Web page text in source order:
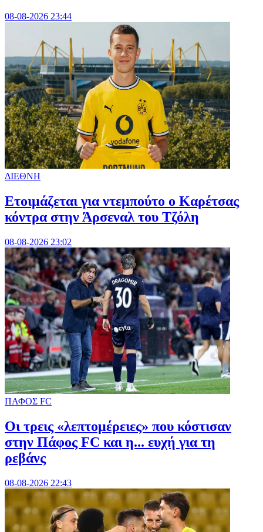
08-08-2026 23:44
ΔΙΕΘΝΗ
Ετοιμάζεται για ντεμπούτο ο Καρέτσας
κόντρα στην Άρσεναλ του Τζόλη
08-08-2026 23:02
ΠΑΦΟΣ FC
Οι τρεις «λεπτομέρειες» που κόστισαν
στην Πάφος FC και η... ευχή για τη
ρεβάνς
08-08-2026 22:43